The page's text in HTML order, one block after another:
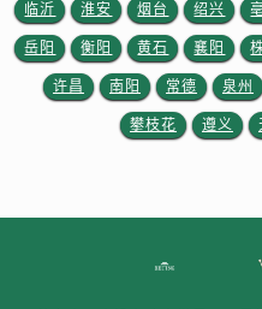
临沂 淮安 烟台 绍兴
岳阳 衡阳 黄石 襄阳
许昌 南阳 常德 泉州
攀枝花 遵义